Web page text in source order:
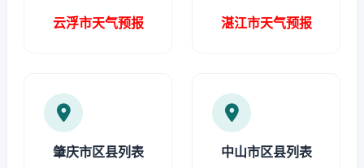
云浮市天气预报 湛江市天气预报
肇庆市区县列表 中山市区县列表